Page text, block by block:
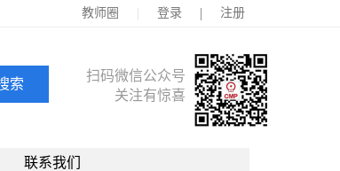
联系我们
教师圈 | 登录 | 注册
扫码微信公众号
关注有惊喜